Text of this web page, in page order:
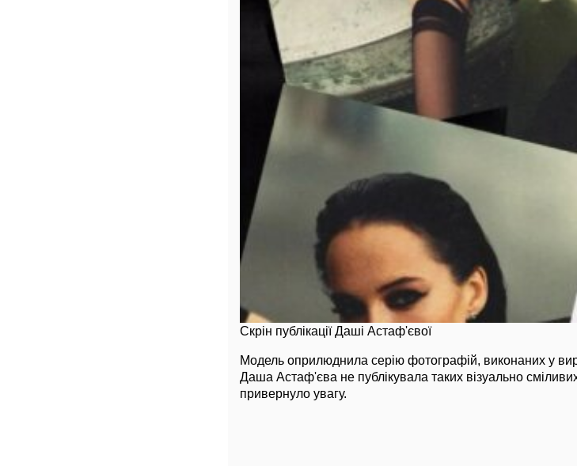
Скрін публікації Даші Астаф'євої
Модель оприлюднила серію фотографій, виконаних у
Даша Астаф'єва не публікувала таких візуально
привернуло увагу.